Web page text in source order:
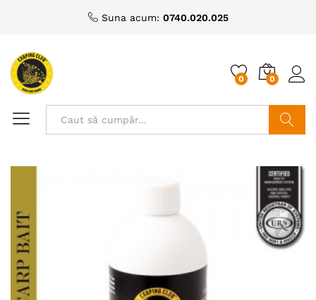
Suna acum: 0740.020.025
0 0